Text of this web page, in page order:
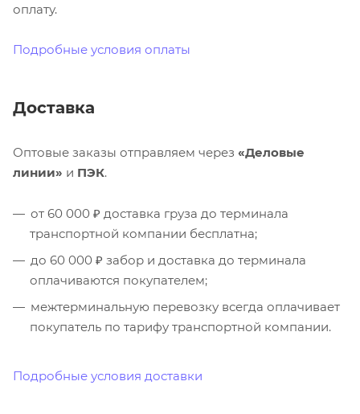
оплату.
Подробные условия оплаты
Доставка
Оптовые заказы отправляем через «Деловые
линии» и ПЭК.
от 60 000 ₽ доставка груза до терминала
транспортной компании бесплатна;
до 60 000 ₽ забор и доставка до терминала
оплачиваются покупателем;
межтерминальную перевозку всегда оплачивает
покупатель по тарифу транспортной компании.
Подробные условия доставки